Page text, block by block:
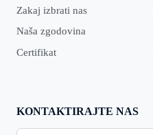
Zakaj izbrati nas
Naša zgodovina
Certifikat
KONTAKTIRAJTE NAS